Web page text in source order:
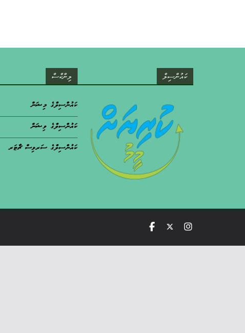
ލިންކްސް
ކައުންސިލްގެ މިޝަން
ކައުންސިލްގެ ވިޝަން
ކައުންސިލްގެ ސަރވިސް ޗާޓަރ
ކައުންސިލް